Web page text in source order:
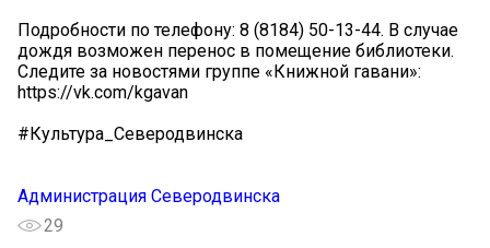
Подробности по телефону: 8 (8184) 50-13-44. В случае
дождя возможен перенос в помещение библиотеки.
Следите за новостями группе «Книжной гавани»:
https://vk.com/kgavan
#Культура_Северодвинска
Администрация Северодвинска
29